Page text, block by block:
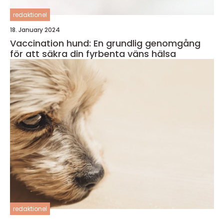
redaktionel
18. January 2024
Vaccination hund: En grundlig genomgång
för att säkra din fyrbenta väns hälsa
redaktionel